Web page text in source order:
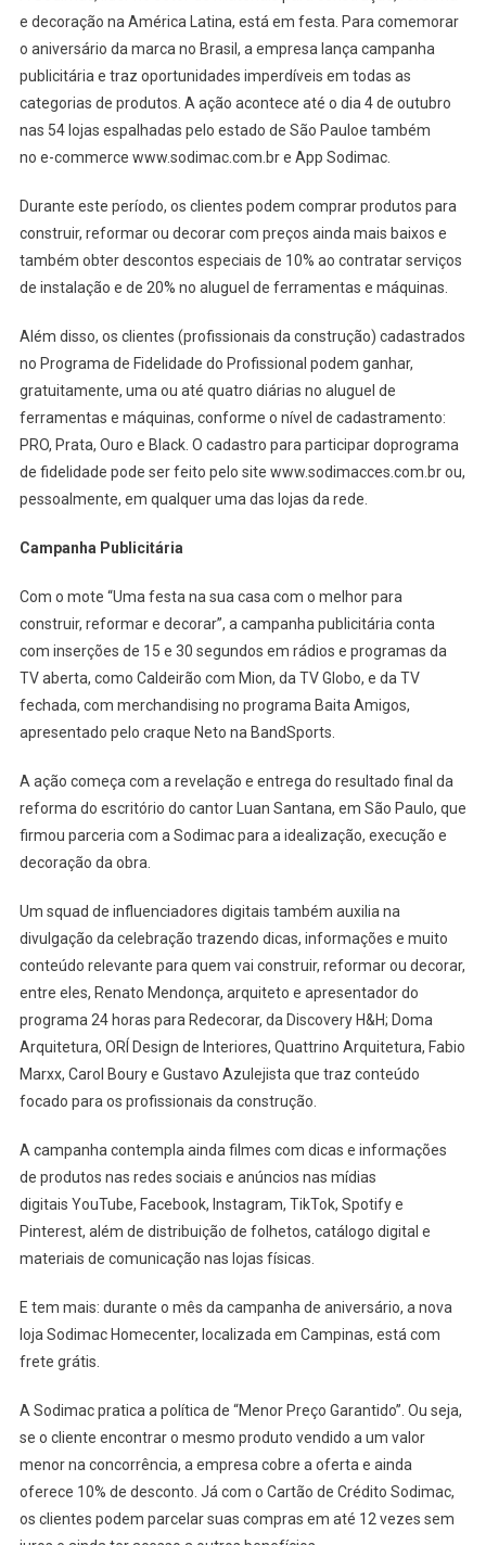
e decoração na América Latina, está em festa. Para comemorar
o aniversário da marca no Brasil, a empresa lança campanha
publicitária e traz oportunidades imperdíveis em todas as
categorias de produtos. A ação acontece até o dia 4 de outubro
nas 54 lojas espalhadas pelo estado de São Pauloe também
no e-commerce www.sodimac.com.br e App Sodimac.
Durante este período, os clientes podem comprar produtos para
construir, reformar ou decorar com preços ainda mais baixos e
também obter descontos especiais de 10% ao contratar serviços
de instalação e de 20% no aluguel de ferramentas e máquinas.
Além disso, os clientes (profissionais da construção) cadastrados
no Programa de Fidelidade do Profissional podem ganhar,
gratuitamente, uma ou até quatro diárias no aluguel de
ferramentas e máquinas, conforme o nível de cadastramento:
PRO, Prata, Ouro e Black. O cadastro para participar doprograma
de fidelidade pode ser feito pelo site www.sodimacces.com.br ou,
pessoalmente, em qualquer uma das lojas da rede.
Campanha Publicitária
Com o mote “Uma festa na sua casa com o melhor para
construir, reformar e decorar”, a campanha publicitária conta
com inserções de 15 e 30 segundos em rádios e programas da
TV aberta, como Caldeirão com Mion, da TV Globo, e da TV
fechada, com merchandising no programa Baita Amigos,
apresentado pelo craque Neto na BandSports.
A ação começa com a revelação e entrega do resultado final da
reforma do escritório do cantor Luan Santana, em São Paulo, que
firmou parceria com a Sodimac para a idealização, execução e
decoração da obra.
Um squad de influenciadores digitais também auxilia na
divulgação da celebração trazendo dicas, informações e muito
conteúdo relevante para quem vai construir, reformar ou decorar,
entre eles, Renato Mendonça, arquiteto e apresentador do
programa 24 horas para Redecorar, da Discovery H&H; Doma
Arquitetura, ORÍ Design de Interiores, Quattrino Arquitetura, Fabio
Marxx, Carol Boury e Gustavo Azulejista que traz conteúdo
focado para os profissionais da construção.
A campanha contempla ainda filmes com dicas e informações
de produtos nas redes sociais e anúncios nas mídias
digitais YouTube, Facebook, Instagram, TikTok, Spotify e
Pinterest, além de distribuição de folhetos, catálogo digital e
materiais de comunicação nas lojas físicas.
E tem mais: durante o mês da campanha de aniversário, a nova
loja Sodimac Homecenter, localizada em Campinas, está com
frete grátis.
A Sodimac pratica a política de “Menor Preço Garantido”. Ou seja,
se o cliente encontrar o mesmo produto vendido a um valor
menor na concorrência, a empresa cobre a oferta e ainda
oferece 10% de desconto. Já com o Cartão de Crédito Sodimac,
os clientes podem parcelar suas compras em até 12 vezes sem